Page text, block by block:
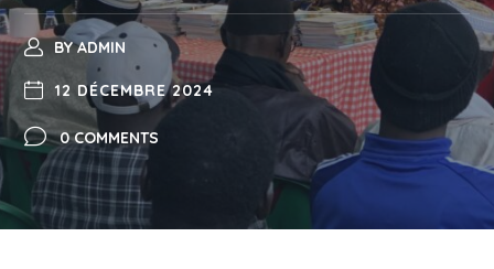
BYADMIN
12 DÉCEMBRE 2024
0 COMMENTS